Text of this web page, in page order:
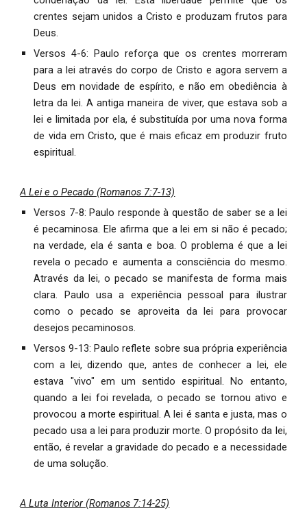
crentes sejam unidos a Cristo e produzam frutos para
Deus.
Versos 4-6: Paulo reforça que os crentes morreram
para a lei através do corpo de Cristo e agora servem a
Deus em novidade de espírito, e não em obediência à
letra da lei. A antiga maneira de viver, que estava sob a
lei e limitada por ela, é substituída por uma nova forma
de vida em Cristo, que é mais eficaz em produzir fruto
espiritual.
A Lei e o Pecado (Romanos 7:7-13)
Versos 7-8: Paulo responde à questão de saber se a lei
é pecaminosa. Ele afirma que a lei em si não é pecado;
na verdade, ela é santa e boa. O problema é que a lei
revela o pecado e aumenta a consciência do mesmo.
Através da lei, o pecado se manifesta de forma mais
clara. Paulo usa a experiência pessoal para ilustrar
como o pecado se aproveita da lei para provocar
desejos pecaminosos.
Versos 9-13: Paulo reflete sobre sua própria experiência
com a lei, dizendo que, antes de conhecer a lei, ele
estava "vivo" em um sentido espiritual. No entanto,
quando a lei foi revelada, o pecado se tornou ativo e
provocou a morte espiritual. A lei é santa e justa, mas o
pecado usa a lei para produzir morte. O propósito da lei,
então, é revelar a gravidade do pecado e a necessidade
de uma solução.
A Luta Interior (Romanos 7:14-25)